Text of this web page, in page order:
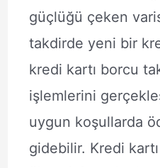
güçlüğü çeken
takdirde yeni bir
kredi kartı borcu
işlemlerini
uygun koşullarda
gidebilir. Kredi